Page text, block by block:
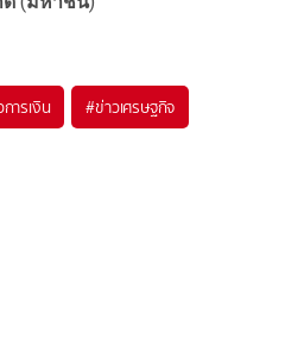
ารเงิน #ข่าวเศรษฐกิจ